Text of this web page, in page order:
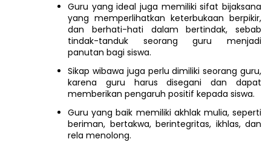
Guru yang ideal juga memiliki sifat bijaksana
yang memperlihatkan keterbukaan berpikir,
dan berhati-hati dalam bertindak, sebab
tindak-tanduk seorang guru menjadi
panutan bagi siswa.
Sikap wibawa juga perlu dimiliki seorang guru,
karena guru harus disegani dan dapat
memberikan pengaruh positif kepada siswa.
Guru yang baik memiliki akhlak mulia, seperti
beriman, bertakwa, berintegritas, ikhlas, dan
rela menolong.